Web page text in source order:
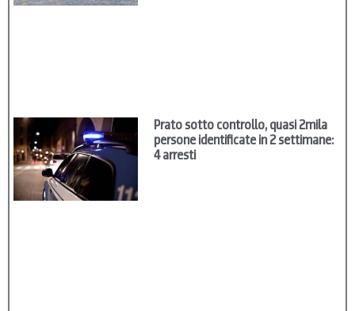
Prato sotto controllo, quasi 2mila
persone identificate in 2 settimane:
4 arresti